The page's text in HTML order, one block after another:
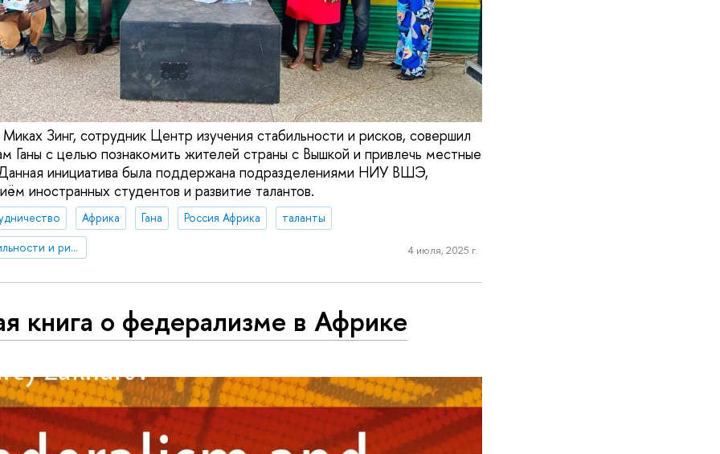
Зинг, сотрудник Центр изучения стабильности и рисков, совершил
Ганы с целью познакомить жителей страны с Вышкой и привлечь местные
инициатива была поддержана подразделениями НИУ ВШЭ,
иностранных студентов и развитие талантов.
Африка Гана Россия Африка
таланты
Центр изучения стабильности и рисков
4 июля, 2025 г.
книга о федерализме в Африке